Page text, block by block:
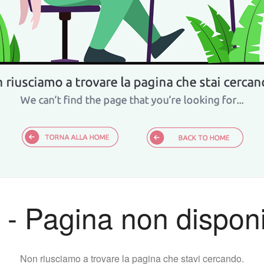
Pagina non
Non riusciamo a trovare la pagina che stavi cercando.